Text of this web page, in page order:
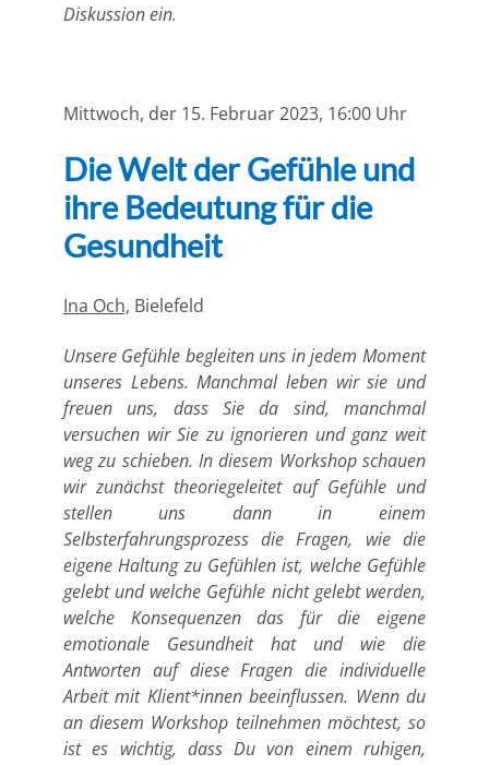
Diskussion ein.
Mittwoch, der 15. Februar 2023, 16:00 Uhr
Die Welt der Gefühle und
ihre Bedeutung für die
Gesundheit
Ina Och, Bielefeld
Unsere Gefühle begleiten uns in jedem Moment
unseres Lebens. Manchmal leben wir sie und
freuen uns, dass Sie da sind, manchmal
versuchen wir Sie zu ignorieren und ganz weit
weg zu schieben. In diesem Workshop schauen
wir zunächst theoriegeleitet auf Gefühle und
stellen uns dann in einem
Selbsterfahrungsprozess die Fragen, wie die
eigene Haltung zu Gefühlen ist, welche Gefühle
gelebt und welche Gefühle nicht gelebt werden,
welche Konsequenzen das für die eigene
emotionale Gesundheit hat und wie die
Antworten auf diese Fragen die individuelle
Arbeit mit Klient*innen beeinflussen. Wenn du
an diesem Workshop teilnehmen möchtest, so
ist es wichtig, dass Du von einem ruhigen,